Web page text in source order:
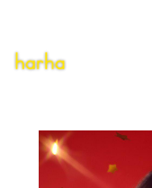
SCHEDULE
MUSIC VIDEO